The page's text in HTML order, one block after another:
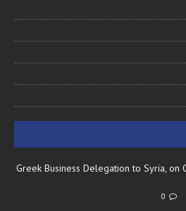
Greek Business Delegation to Syria, on
0